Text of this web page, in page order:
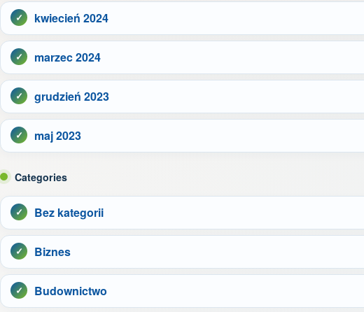
kwiecień 2024
marzec 2024
grudzień 2023
maj 2023
Categories
Bez kategorii
Biznes
Budownictwo